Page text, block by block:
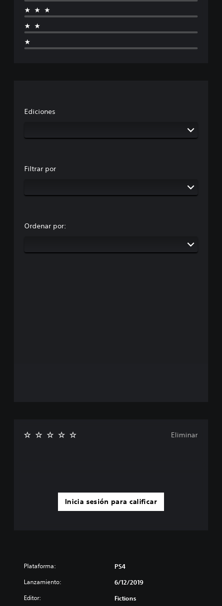
★★★
★★
★
Ediciones
Filtrar por
Ordenar por:
Inicia sesión para calificar
Eliminar
Plataforma: PS4
Lanzamiento: 6/12/2019
Editor: Fictions